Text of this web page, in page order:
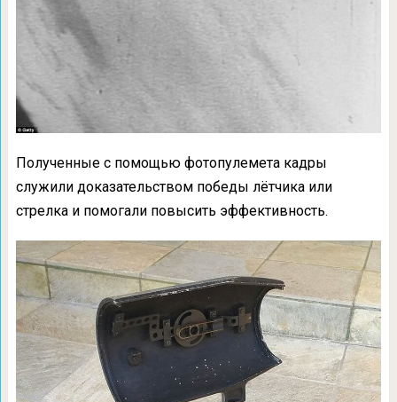
Полученные с помощью фотопулемета кадры
служили доказательством победы лётчика или
стрелка и помогали повысить эффективность.